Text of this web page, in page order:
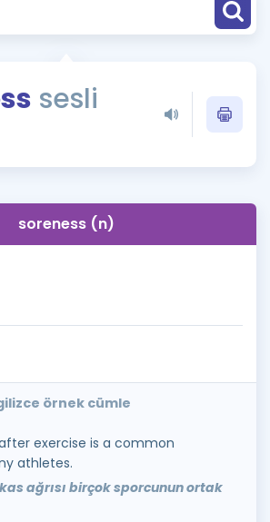
sesli
soreness (n)
örnek cümle
exercise is a common
athletes.
ağrısı birçok sporcunun ortak